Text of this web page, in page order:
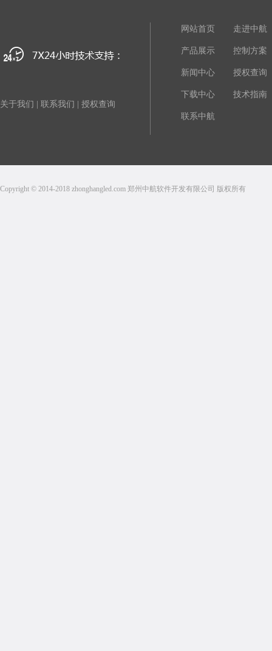
关于我们 联系我们 授权查询
网站首页 走进中航
产品展示 控制方案
新闻中心 授权查询
下载中心 技术指南
联系中航
Copyright © 2014-2018 zhonghangled.com 郑州中航软件开发有限公司 版权所有